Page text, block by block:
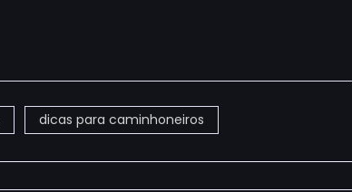
dicas para caminhoneiros